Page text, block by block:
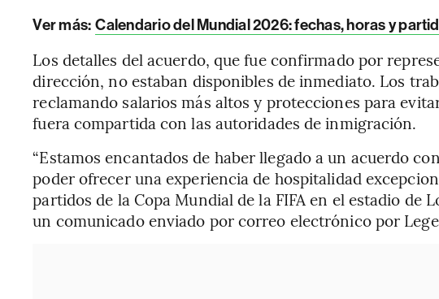
Ver más: Calendario del Mundial 2026: fechas, horas y
Los detalles del acuerdo, que fue confirmado por
dirección, no estaban disponibles de inmediato. Los
reclamando salarios más altos y protecciones para
fuera compartida con las autoridades de inmigración.
“Estamos encantados de haber llegado a un acuerdo
poder ofrecer una experiencia de hospitalidad
partidos de la Copa Mundial de la FIFA en el estadio de
un comunicado enviado por correo electrónico por